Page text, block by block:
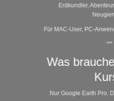
Erdkundler,
Für MAC-User, PC-
***
Was
Nur Google Earth Pro.